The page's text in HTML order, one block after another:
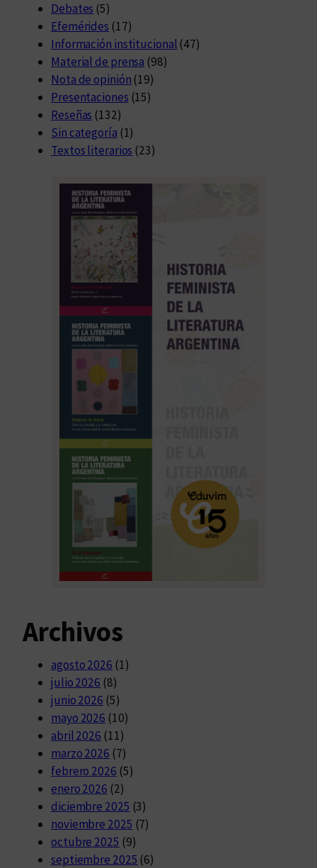
Debates (5)
Efemérides (17)
Información institucional (47)
Material de prensa (98)
Nota de opinión (19)
Presentaciones (15)
Reseñas (132)
Sin categoría (1)
Textos literarios (23)
Archivos
agosto 2026 (1)
julio 2026 (8)
junio 2026 (5)
mayo 2026 (10)
abril 2026 (11)
marzo 2026 (7)
febrero 2026 (5)
enero 2026 (2)
diciembre 2025 (3)
noviembre 2025 (7)
octubre 2025 (9)
septiembre 2025 (6)